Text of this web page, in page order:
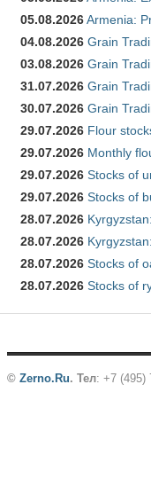
05.08.2026Armenia:
04.08.2026 Grain
03.08.2026 Grain
31.07.2026 Grain
30.07.2026 Grain
29.07.2026 Flour
29.07.2026 Monthly
29.07.2026 Stocks of
29.07.2026 Stocks of
28.07.2026
28.07.2026
28.07.2026 Stocks of
28.07.2026 Stocks of
© Zerno.Ru. Тел: +7 (495)